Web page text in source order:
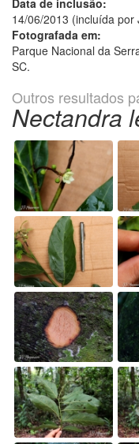
Data de inclusão:
14/06/2013 (incluída
Fotografada em:
Parque Nacional da
SC.
Outros resultados
Nectandra